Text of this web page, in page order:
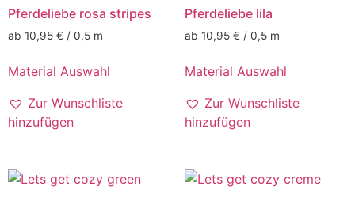
Pferdeliebe rosa stripes
ab 10,95 € / 0,5 m
Material Auswahl
Zur Wunschliste
hinzufügen
Pferdeliebe lila
ab 10,95 € / 0,5 m
Material Auswahl
Zur Wunschliste
hinzufügen